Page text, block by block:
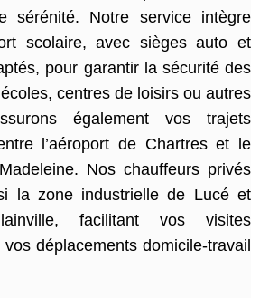
sérénité. Notre service intègre
scolaire, avec sièges auto et
pour garantir la sécurité des
centres de loisirs ou autres
également vos trajets
l’aéroport de Chartres et le
Nos chauffeurs privés
la zone industrielle de Lucé et
facilitant vos visites
vos déplacements domicile-travail